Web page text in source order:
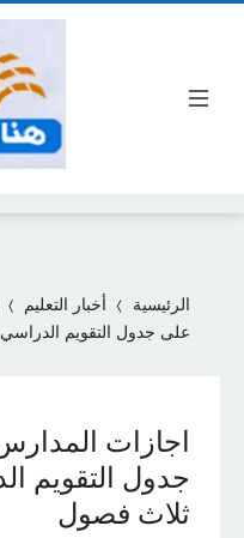
الرئيسية أخبار التعليم
على جدول التقويم الدراسي 2024/2025 ثلاث فصول
ثلاث فصول